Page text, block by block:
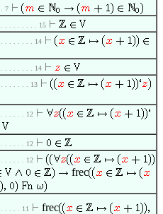
. 7
. . . . . . . . . 15
. . . . . . . . 14
. . . . . . . . 14
. . . . . . . 13
. . . . . . 12
. . . . . . 12
. . . . . . 12
frec
. . . . . 11 frec